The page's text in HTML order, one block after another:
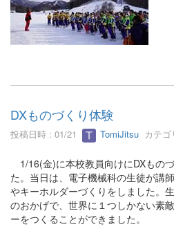
DXものづくり体験
投稿日時 : 01/21 TomiJitsu カテゴ
1/16(金)に本校教員向けにDXもの
た。当日は、電子機械科の生徒が講
やキーホルダーづくりをしました。
のおかげで、世界に１つしかない素
ーをつくることができました。